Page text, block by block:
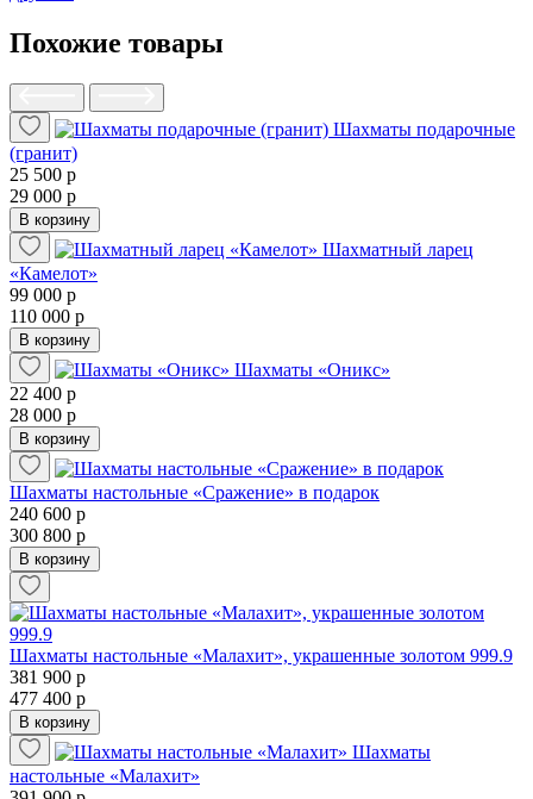
Похожие товары
Шахматы подарочные
(гранит)
25 500 р
29 000 р
В корзину
Шахматный ларец
«Камелот»
99 000 р
110 000 р
В корзину
Шахматы «Оникс»
22 400 р
28 000 р
В корзину
Шахматы настольные «Сражение» в подарок
240 600 р
300 800 р
В корзину
Шахматы настольные «Малахит», украшенные золотом 999.9
381 900 р
477 400 р
В корзину
Шахматы
настольные «Малахит»